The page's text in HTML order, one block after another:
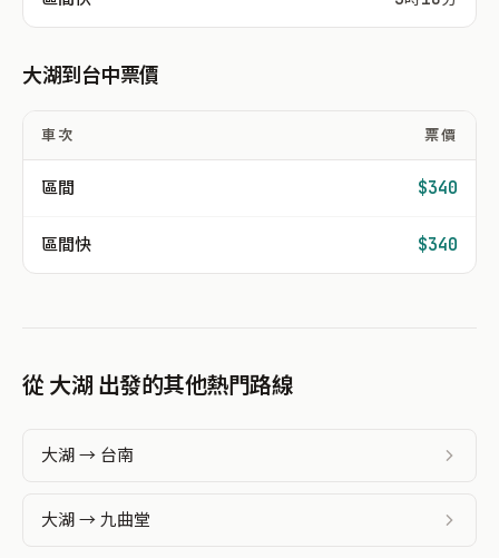
大湖到台中票價
車次 票價
區間 $340
區間快 $340
從 大湖 出發的其他熱門路線
大湖 → 台南
大湖 → 九曲堂